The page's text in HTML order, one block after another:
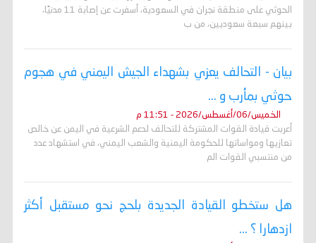
الحوثي على منطقة نجران في السعودية، أسفرت عن إصابة 11 مدنيًا،
بينهم سبعة سعوديين، من ب
بيان - التحالف يعزي بشهداء الجيش اليمني في هجوم
حوثي بمأرب و ...
الخميس/06/أغسطس/2026 - 11:51 م
أعربت قيادة القوات المشتركة للتحالف لدعم الشرعية في اليمن عن خالص
تعازيها ومواساتها للحكومة اليمنية والشعب اليمني، في استشهاد عدد
من منتسبي القوات الم
هل ستخطو القيادة الجديدة بلحج نحو مستقبل أكثر
ازدهارا ؟ ...